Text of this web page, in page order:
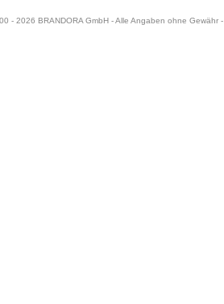
- 2026 BRANDORA GmbH - Alle Angaben ohne Gewähr -